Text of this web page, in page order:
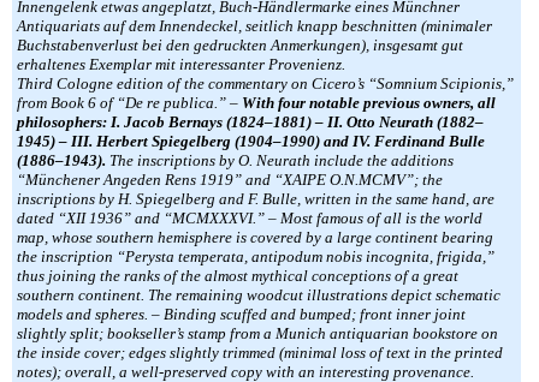
Innengelenk etwas angeplatzt, Buch-Händlermarke eines Münchner
Antiquariats auf dem Innendeckel, seitlich knapp beschnitten (minimaler
Buchstabenverlust bei den gedruckten Anmerkungen), insgesamt gut
erhaltenes Exemplar mit interessanter Provenienz.
Third Cologne edition of the commentary on Cicero’s “Somnium Scipionis,”
from Book 6 of “De re publica.” – With four notable previous owners, all
philosophers: I. Jacob Bernays (1824–1881) – II. Otto Neurath (1882–
1945) – III. Herbert Spiegelberg (1904–1990) and IV. Ferdinand Bulle
(1886–1943). The inscriptions by O. Neurath include the additions
“Münchener Angeden Rens 1919” and “XAIPE O.N.MCMV”; the
inscriptions by H. Spiegelberg and F. Bulle, written in the same hand, are
dated “XII 1936” and “MCMXXXVI.” – Most famous of all is the world
map, whose southern hemisphere is covered by a large continent bearing
the inscription “Perysta temperata, antipodum nobis incognita, frigida,”
thus joining the ranks of the almost mythical conceptions of a great
southern continent. The remaining woodcut illustrations depict schematic
models and spheres. – Binding scuffed and bumped; front inner joint
slightly split; bookseller’s stamp from a Munich antiquarian bookstore on
the inside cover; edges slightly trimmed (minimal loss of text in the printed
notes); overall, a well-preserved copy with an interesting provenance.